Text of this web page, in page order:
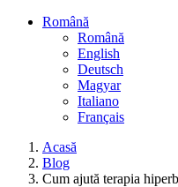
Română
Română
English
Deutsch
Magyar
Italiano
Français
Acasă
Blog
Cum ajută terapia